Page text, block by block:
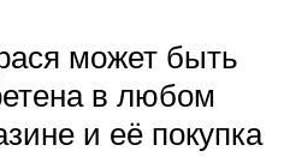
может быть
в любом
и её покупка